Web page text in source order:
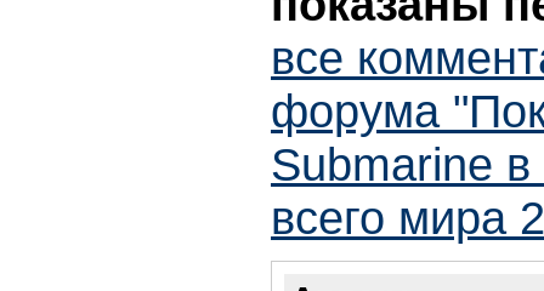
все
форума
Submarine в
всего мира